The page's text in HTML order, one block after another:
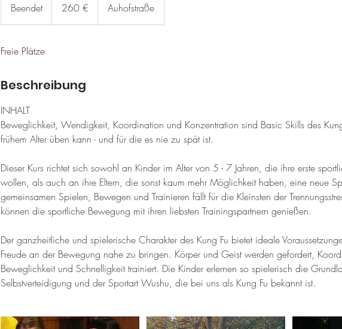
BeendetB
e
n
e
260 € Auhofstraße
Freie Plätze
Beschreibung
INHALT
Beweglichkeit, Wendigkeit, Koordination und Konzentration sind Basic Skills des
frühem Alter üben kann - und für die es nie zu spät ist.
Dieser Kurs richtet sich sowohl an Kinder im Alter von 5 - 7 Jahren, die ihre erste
wollen, als auch an ihre Eltern, die sonst kaum mehr Möglichkeit haben, eine neue
gemeinsamen Spielen, Bewegen und Trainieren fällt für die Kleinsten der
können die sportliche Bewegung mit ihren liebsten Trainingspartnern genießen.
Der ganzheitliche und spielerische Charakter des Kung Fu bietet ideale
Freude an der Bewegung nahe zu bringen. Körper und Geist werden gefordert,
Beweglichkeit und Schnelligkeit trainiert. Die Kinder erlernen so spielerisch die
Selbstverteidigung und der Sportart Wushu, die bei uns als Kung Fu bekannt ist.